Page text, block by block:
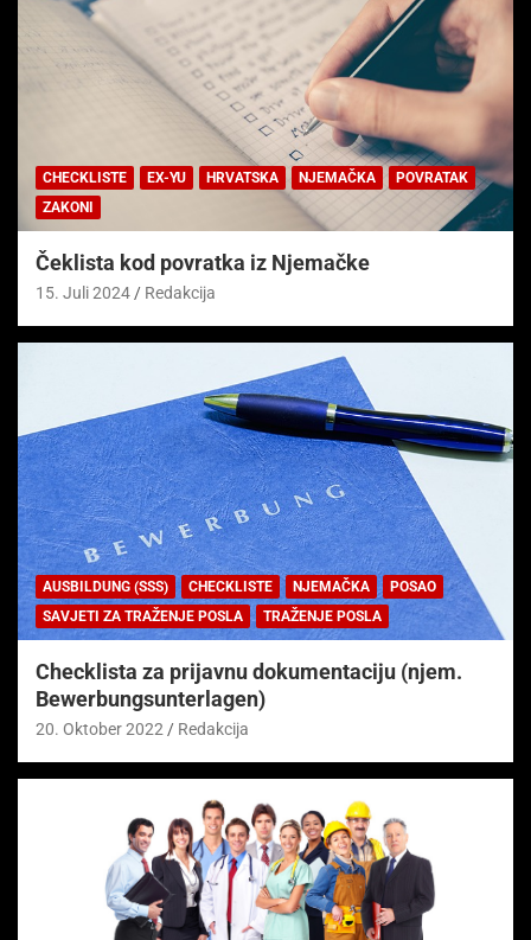
CHECKLISTE EX-YU HRVATSKA NJEMAČKA
POVRATAK
ZAKONI
Čeklista kod povratka iz Njemačke
15. Juli 2024 Redakcija
AUSBILDUNG (SSS) CHECKLISTE NJEMAČKA
POSAO
SAVJETI ZA TRAŽENJE POSLA
TRAŽENJE POSLA
Checklista za prijavnu dokumentaciju (njem.
Bewerbungsunterlagen)
20. Oktober 2022 Redakcija